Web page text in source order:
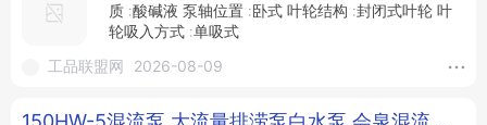
质 :酸碱液 泵轴位置 :卧式 叶轮结构 :封闭式叶轮 叶
轮吸入方式 :单吸式
工品联盟网
2026-08-09